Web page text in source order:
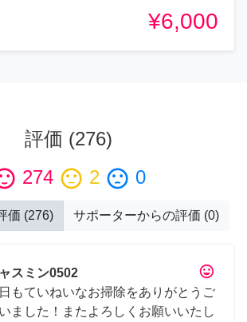
¥6,000
評価 (276)
274 sentiment_neutral 2 sentiment_dissatisfied 0
価 (276) サポーターからの評価 (0)
tag_faces
スミン0502
もていねいなお掃除をありがとうご
ました！またよろしくお願いいたし